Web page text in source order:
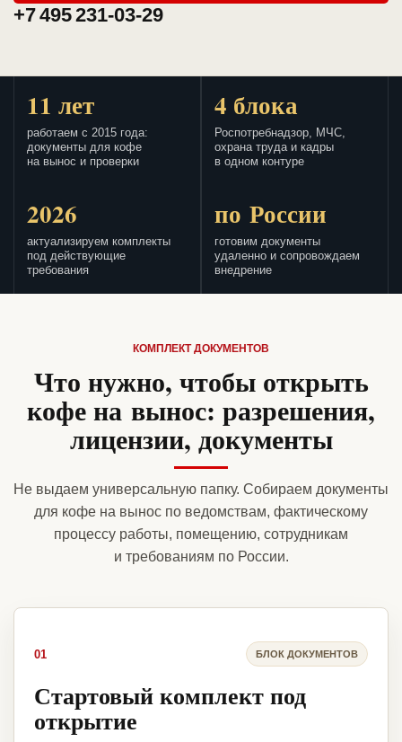
+7 495 231-03-29
11 лет
работаем с 2015 года:
документы для кофе
на вынос и проверки
4 блока
Роспотребнадзор, МЧС,
охрана труда и кадры
в одном контуре
2026
актуализируем комплекты
под действующие
требования
по России
готовим документы
удаленно и сопровождаем
внедрение
КОМПЛЕКТ ДОКУМЕНТОВ
Что нужно, чтобы открыть
кофе на вынос: разрешения,
лицензии, документы
Не выдаем универсальную папку. Собираем документы
для кофе на вынос по ведомствам, фактическому
процессу работы, помещению, сотрудникам
и требованиям по России.
01 БЛОК ДОКУМЕНТОВ
Стартовый комплект под
открытие